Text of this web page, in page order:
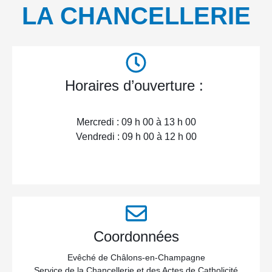
LA CHANCELLERIE
Horaires d’ouverture :
Mercredi : 09 h 00 à 13 h 00
Vendredi : 09 h 00 à 12 h 00
Coordonnées
Evêché de Châlons-en-Champagne